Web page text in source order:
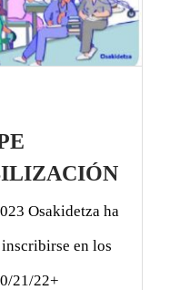
Osakidetza ha
en los
21/22+